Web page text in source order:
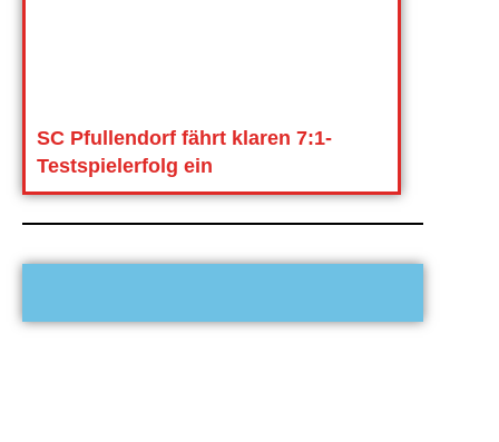
SC Pfullendorf fährt klaren 7:1-
Testspielerfolg ein